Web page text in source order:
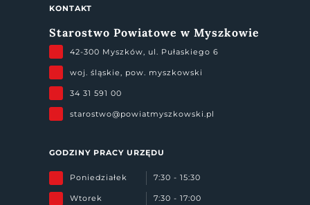
KONTAKT
Starostwo Powiatowe w Myszkowie
42-300 Myszków, ul. Pułaskiego 6
woj. śląskie, pow. myszkowski
34 31 591 00
starostwo@powiatmyszkowski.pl
GODZINY PRACY URZĘDU
Poniedziałek 7:30 - 15:30
Wtorek 7:30 - 17:00